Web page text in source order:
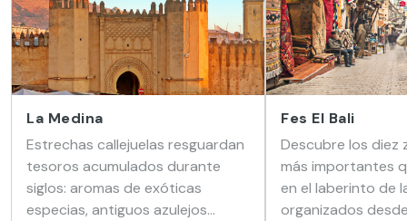
La Medina
Estrechas callejuelas resguardan
tesoros acumulados durante
siglos: aromas de exóticas
especias, antiguos azulejos…
Fes El Bali
Descubre los diez
más importantes
en el laberinto de
organizados